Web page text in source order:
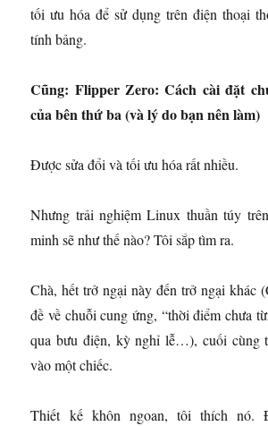
tối ưu hóa để sử dụng trên điện thoại
tính bảng.
Cũng: Flipper Zero: Cách cài đặt
của bên thứ ba (và lý do bạn nên làm)
Được sửa đổi và tối ưu hóa rất nhiều.
Nhưng trải nghiệm Linux thuần túy
minh sẽ như thế nào? Tôi sắp tìm ra.
Chà, hết trở ngại này đến trở ngại khác
đề về chuỗi cung ứng, “thời điểm chưa
qua bưu điện, kỳ nghỉ lễ…), cuối cùng
vào một chiếc.
Thiết kế khôn ngoan, tôi thích nó.